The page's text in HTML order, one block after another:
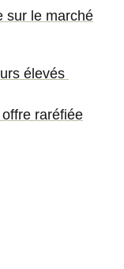
sur le marché
élevés
raréfiée